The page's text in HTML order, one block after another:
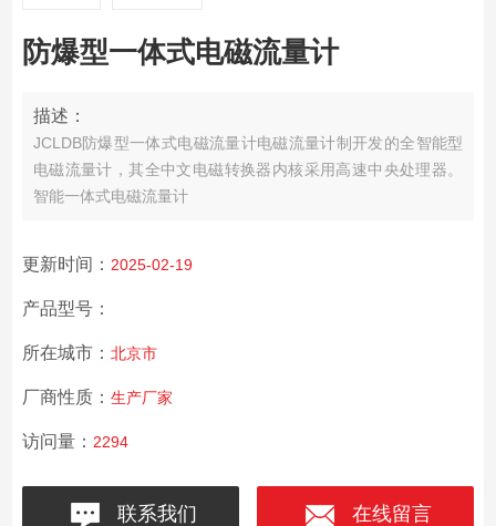
防爆型一体式电磁流量计
描述：
JCLDB防爆型一体式电磁流量计电磁流量计制开发的全智能型
电磁流量计，其全中文电磁转换器内核采用高速中央处理器。
智能一体式电磁流量计
更新时间： 2025-02-19
产品型号：
所在城市： 北京市
厂商性质： 生产厂家
访问量： 2294
联系我们 在线留言